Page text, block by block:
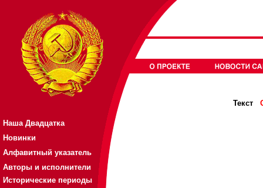
Наша Двадцатка
Новинки
Алфавитный указатель
Авторы и исполнители
Исторические периоды
Текст